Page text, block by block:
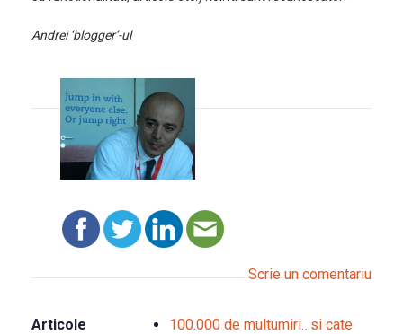
Andrei ‘blogger’-ul
Scrie un comentariu
Articole
100.000 de multumiri…si cate